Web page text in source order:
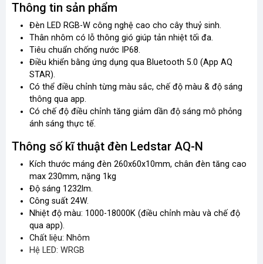
Thông tin sản phẩm
Đèn LED RGB-W công nghệ cao cho cây thuỷ sinh.
Thân nhôm có lỗ thông gió giúp tản nhiệt tối đa.
Tiêu chuẩn chống nước IP68.
Điều khiển bằng ứng dụng qua Bluetooth 5.0 (App AQ
STAR).
Có thể điều chỉnh từng màu sắc, chế độ màu & độ sáng
thông qua app.
Có chế độ điều chỉnh tăng giảm dần độ sáng mô phỏng
ánh sáng thực tế.
Thông số kĩ thuật đèn Ledstar AQ-N
Kích thước máng đèn 260x60x10mm, chân đèn tăng cao
max 230mm, nặng 1kg
Độ sáng 1232lm.
Công suất 24W.
Nhiệt độ màu: 1000-18000K (điều chỉnh màu và chế độ
qua app).
Chất liệu: Nhôm
Hệ LED: WRGB